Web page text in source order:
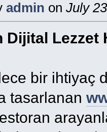
admin on July
Dijital
bir ihtiyaç
tasarlanan